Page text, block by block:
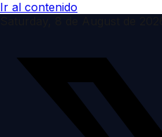
Ir al contenido